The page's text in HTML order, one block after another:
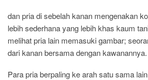
dan pria di sebelah kanan mengenakan
lebih sederhana yang lebih khas kaum
melihat pria lain memasuki gambar;
dari kanan bersama dengan kawanannya.
Para pria berpaling ke arah satu sama